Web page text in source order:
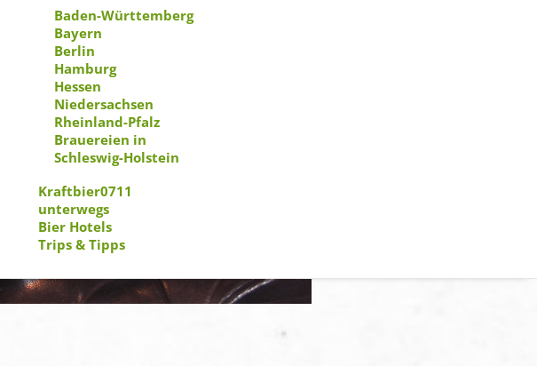
Baden-Württemberg
Bayern
Berlin
Hamburg
Hessen
Niedersachsen
Rheinland-Pfalz
Brauereien in
Schleswig-Holstein
Kraftbier0711
unterwegs
Bier Hotels
Trips & Tipps